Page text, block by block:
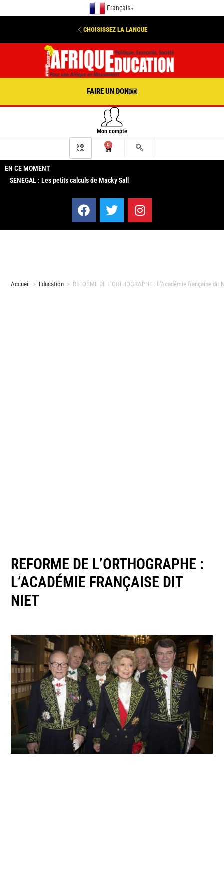
Français ▼
CHOISISSEZ LA LANGUE
FAIRE UN DON
Mon compte
0
EN CE MOMENT
SENEGAL : Les petits calculs de Macky Sall
Accueil > Education > REFORME DE L’ORTHOGRAPHE : L’Académie française dit
REFORME DE L’ORTHOGRAPHE :
L’ACADÉMIE FRANÇAISE DIT
NIET